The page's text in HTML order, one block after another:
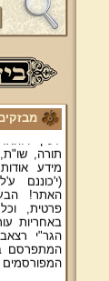
ברוכים
יד מהרי"ץ -
תימן,
זצוק"ל.
והלכתיים
רצאבי
מחבר
ושו"ת עולת
לעיין
תורה,
מידע
(י'כוננם
האתר!
פרטית,
באחריות
הגר"י
המתפרסם
המפורסמים